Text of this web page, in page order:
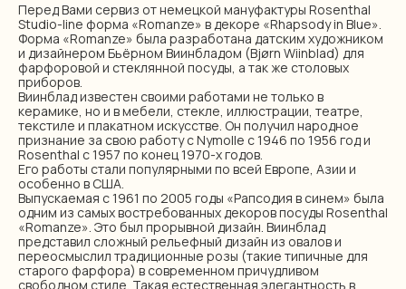
Перед Вами сервиз от немецкой мануфактуры Rosenthal
Studio-line форма «Romanze» в декоре «Rhapsody in Blue».
Форма «Romanze» была разработана датским художником
и дизайнером Бьёрном Виинбладом (Bjørn Wiinblad) для
фарфоровой и стеклянной посуды, а так же столовых
приборов.
Виинблад известен своими работами не только в
керамике, но и в мебели, стекле, иллюстрации, театре,
текстиле и плакатном искусстве. Он получил народное
признание за свою работу с Nymolle с 1946 по 1956 год и
Rosenthal с 1957 по конец 1970-х годов.
Его работы стали популярными по всей Европе, Азии и
особенно в США.
Выпускаемая с 1961 по 2005 годы «Рапсодия в синем» была
одним из самых востребованных декоров посуды Rosenthal
«Romanze». Это был прорывной дизайн. Виинблад
представил сложный рельефный дизайн из овалов и
переосмыслил традиционные розы (такие типичные для
старого фарфора) в современном причудливом
свободном стиле. Такая естественная элегантность в